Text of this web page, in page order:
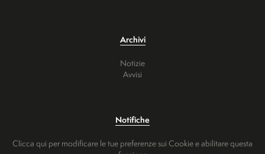
Archivi
Notizie
Avvisi
Notifiche
Clicca qui per modificare le tue preferenze sui Cookie e abilitare questa